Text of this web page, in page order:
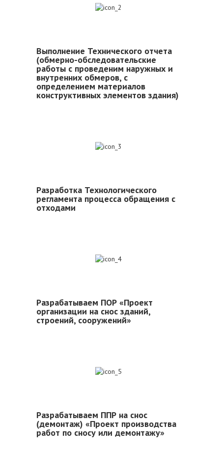
Выполнение Технического отчета
(обмерно-обследовательские
работы с проведеним наружных и
внутренних обмеров, с
определением материалов
конструктивных элементов здания)
Разработка Технологического
регламента процесса обращения с
отходами
Разрабатываем ПОР «Проект
организации на снос зданий,
строений, сооружений»
Разрабатываем ППР на снос
(демонтаж) «Проект производства
работ по сносу или демонтажу»